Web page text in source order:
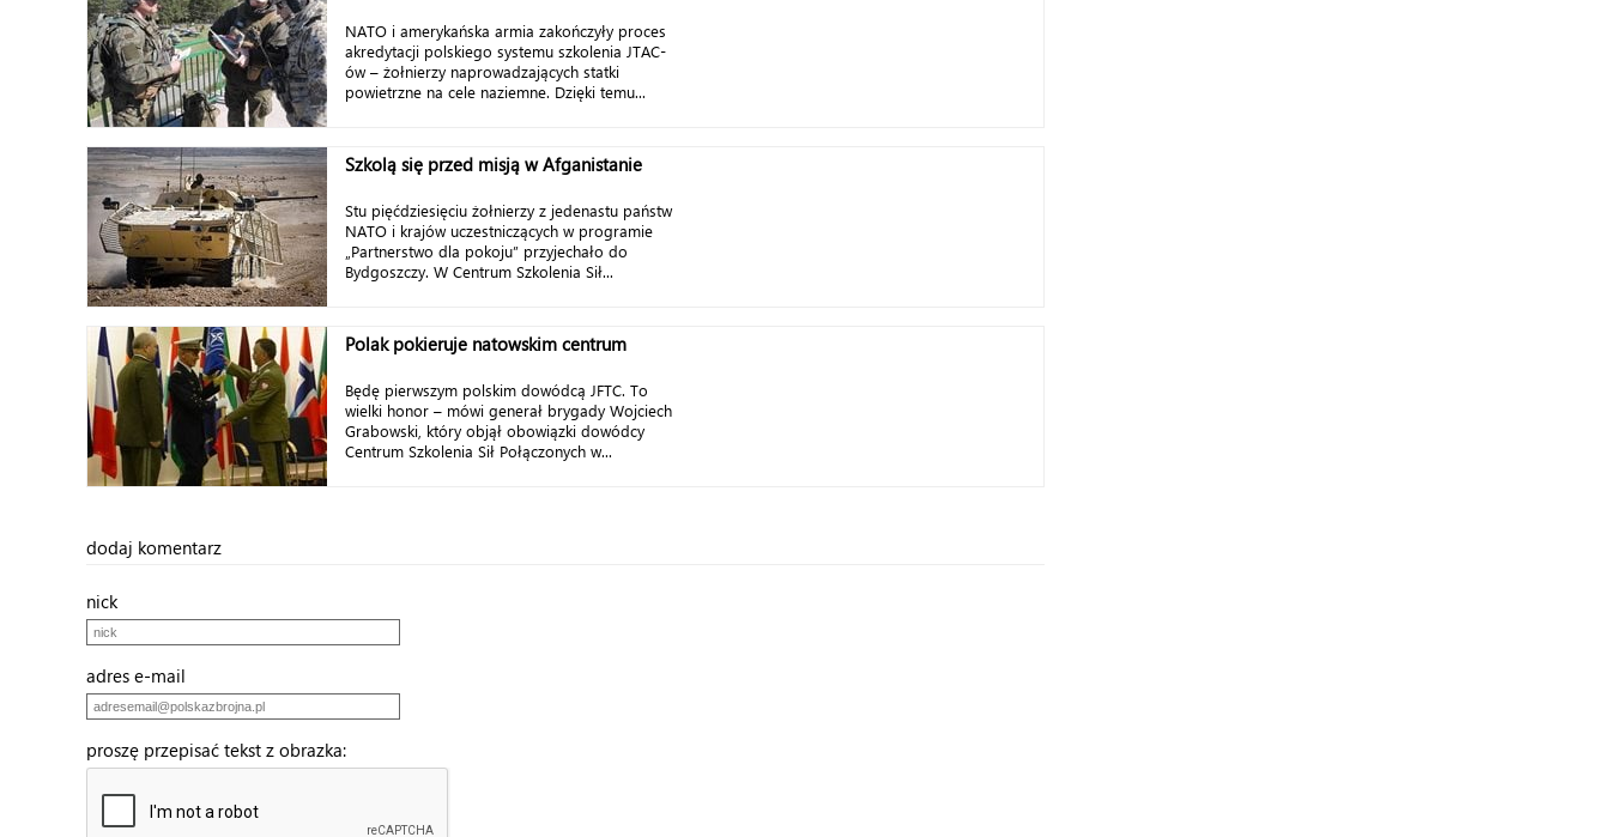
NATO i amerykańska armia zakończyły proces
akredytacji polskiego systemu szkolenia JTAC-
ów – żołnierzy naprowadzających statki
powietrzne na cele naziemne. Dzięki temu...
Szkolą się przed misją w Afganistanie
Stu pięćdziesięciu żołnierzy z jedenastu państw
NATO i krajów uczestniczących w programie
„Partnerstwo dla pokoju” przyjechało do
Bydgoszczy. W Centrum Szkolenia Sił...
Polak pokieruje natowskim centrum
Będę pierwszym polskim dowódcą JFTC. To
wielki honor – mówi generał brygady Wojciech
Grabowski, który objął obowiązki dowódcy
Centrum Szkolenia Sił Połączonych w...
dodaj komentarz
nick
adres e-mail
proszę przepisać tekst z obrazka: